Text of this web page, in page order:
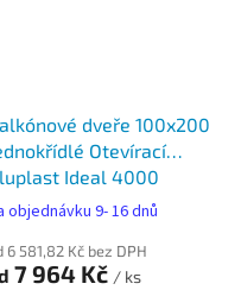
dveře 100x200
Otevírací
Ideal 4000
objednávku 9- 16 dnů
6 581,82 Kč bez DPH
7 964 Kč / ks